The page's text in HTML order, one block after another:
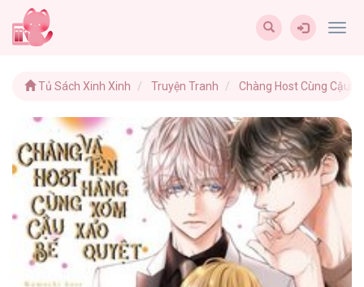
Tủ Sách Xinh Xinh Truyện Tranh Chàng Host Cùng Cậu